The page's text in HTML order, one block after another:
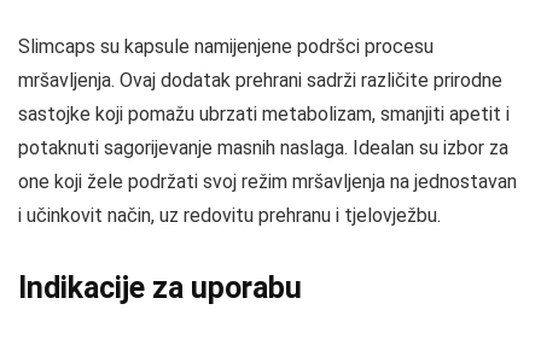
Slimcaps su kapsule namijenjene podršci procesu
mršavljenja. Ovaj dodatak prehrani sadrži različite prirodne
sastojke koji pomažu ubrzati metabolizam, smanjiti apetit i
potaknuti sagorijevanje masnih naslaga. Idealan su izbor za
one koji žele podržati svoj režim mršavljenja na jednostavan
i učinkovit način, uz redovitu prehranu i tjelovježbu.
Indikacije za uporabu